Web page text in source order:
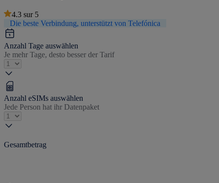
4.3 sur 5
Die beste Verbindung, unterstützt von Telefónica
Anzahl Tage auswählen
Je mehr Tage, desto besser der Tarif
Anzahl eSIMs auswählen
Jede Person hat ihr Datenpaket
Gesamtbetrag